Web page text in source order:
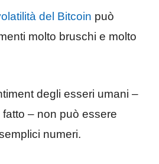
del Bitcoin può
molto bruschi e molto
degli esseri umani –
– non può essere
numeri.